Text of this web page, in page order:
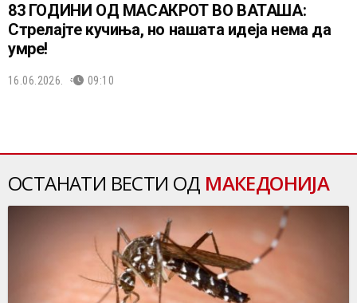
83 ГОДИНИ ОД МАСАКРОТ ВО ВАТАША:
Стрелајте кучиња, но нашата идеја нема да
умре!
16.06.2026. 09:10
ОСТАНАТИ ВЕСТИ ОД МАКЕДОНИЈА